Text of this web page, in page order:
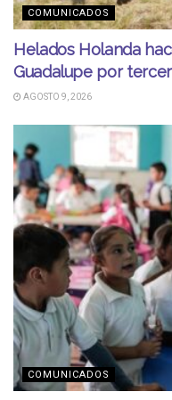
COMUNICADOS
Helados Holanda
Guadalupe por
AGOSTO 9, 2026
COMUNICADOS